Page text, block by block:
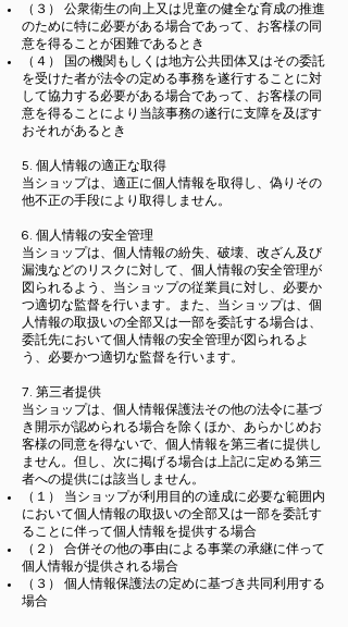
（３） 公衆衛生の向上又は児童の健全な育成の推進
のために特に必要がある場合であって、お客様の同
意を得ることが困難であるとき
（４） 国の機関もしくは地方公共団体又はその委託
を受けた者が法令の定める事務を遂行することに対
して協力する必要がある場合であって、お客様の同
意を得ることにより当該事務の遂行に支障を及ぼす
おそれがあるとき
5. 個人情報の適正な取得
当ショップは、適正に個人情報を取得し、偽りその
他不正の手段により取得しません。
6. 個人情報の安全管理
当ショップは、個人情報の紛失、破壊、改ざん及び
漏洩などのリスクに対して、個人情報の安全管理が
図られるよう、当ショップの従業員に対し、必要か
つ適切な監督を行います。また、当ショップは、個
人情報の取扱いの全部又は一部を委託する場合は、
委託先において個人情報の安全管理が図られるよ
う、必要かつ適切な監督を行います。
7. 第三者提供
当ショップは、個人情報保護法その他の法令に基づ
き開示が認められる場合を除くほか、あらかじめお
客様の同意を得ないで、個人情報を第三者に提供し
ません。但し、次に掲げる場合は上記に定める第三
者への提供には該当しません。
（１） 当ショップが利用目的の達成に必要な範囲内
において個人情報の取扱いの全部又は一部を委託す
ることに伴って個人情報を提供する場合
（２） 合併その他の事由による事業の承継に伴って
個人情報が提供される場合
（３） 個人情報保護法の定めに基づき共同利用する
場合